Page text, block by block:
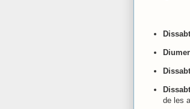
de les